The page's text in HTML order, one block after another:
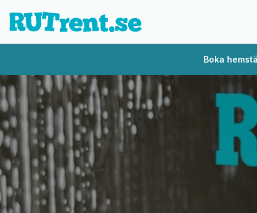
Boka